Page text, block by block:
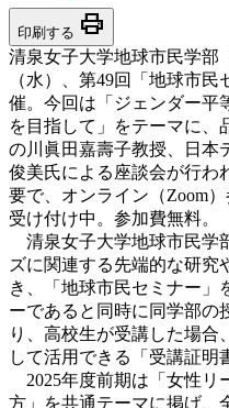
印刷する print
清泉女子大学地球市民学部
（水）、第49回「地球市
催。今回は「ジェンダー平
を目指して」をテーマに、
の川眞田嘉壽子教授、日本
俊美氏による座談会が行わ
要で、オンライン（Zoom
受け付け中。参加費無料。
清泉女子大学地球市民学
ズに関連する先端的な研究
き、「地球市民セミナー」
ーであると同時に同学部の
り、高校生が受講した場合
して活用できる「受講証明
2025年度前期は「女性リ
方」を共通テーマに掲げ、